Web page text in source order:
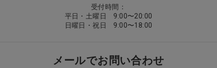
受付時間：
平日・土曜日 9:00〜20:00
日曜日・祝日 9:00〜18:00
メールでお問い合わせ